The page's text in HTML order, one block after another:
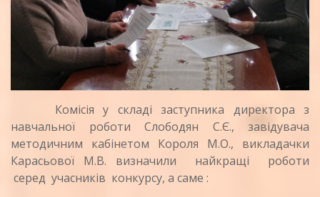
Комісія у складі заступника директора з
навчальної роботи Слободян С.Є., завідувача
методичним кабінетом Короля М.О., викладачки
Карасьової М.В. визначили найкращі роботи
серед учасників конкурсу, а саме :